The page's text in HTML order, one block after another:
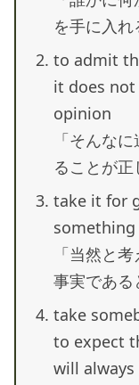
を手に入れ
to admit
it does
opinion
「そんな
ることが正
take it for
「当然と
事実である
take
to expect
will